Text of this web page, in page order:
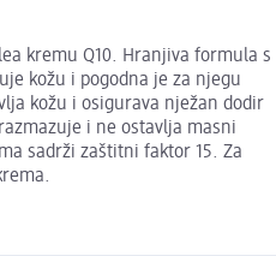
kremu Q10. Hranjiva formula s
kožu i pogodna je za njegu
kožu i osigurava nježan dodir
i ne ostavlja masni
sadrži zaštitni faktor 15. Za